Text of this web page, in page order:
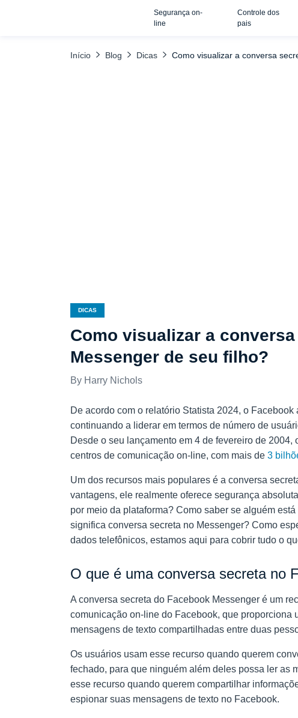
Segurança on-
line
Controle dos
pais
Início Blog Dicas Como visualizar a conversa
DICAS
Como visualizar a
Messenger de seu filho?
Harry Nichols
De acordo com o relatório Statista 2024, o
continuando a liderar em termos de número de
Desde o seu lançamento em 4 de fevereiro de
centros de comunicação on-line, com mais de 3
Um dos recursos mais populares é a conversa
vantagens, ele realmente oferece segurança
por meio da plataforma? Como saber se alguém
significa conversa secreta no Messenger? Como
dados telefônicos, estamos aqui para cobrir tudo o
O que é uma conversa secreta no
A conversa secreta do Facebook Messenger é um
comunicação on-line do Facebook, que proporciona
mensagens de texto compartilhadas entre duas
Os usuários usam esse recurso quando querem
fechado, para que ninguém além deles possa ler as
esse recurso quando querem compartilhar
espionar suas mensagens de texto no Facebook.
TABELA DE CONTEÚDO
Como visualizar conversas secretas no Messenger